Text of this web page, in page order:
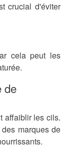
crucial d'éviter
cela peut les
de
affaiblir les cils.
marques de